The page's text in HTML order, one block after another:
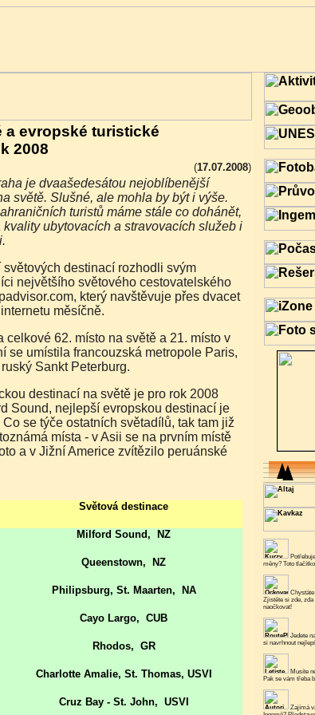
a evropské turistické
2008
(17.07.2008)
světě. Slušné, ale mohla by být i výše.
turistů máme stále co dohánět,
ubytovacích a stravovacích služeb i
největšího světového cestovatelského
který navštěvuje přes dvacet
měsíčně.
se umístila francouzská metropole Paris,
Sankt Peterburg.
Sound, nejlepší evropskou destinací je
se týče ostatních světadílů, tak tam již
místa - v Asii se na prvním místě
a v Jižní Americe zvítězilo peruánské
Světová destinace
Milford Sound, NZ
Queenstown, NZ
Philipsburg, St. Maarten, NA
Cayo Largo, CUB
Rhodos, GR
Charlotte Amalie, St. Thomas, USVI
Cruz Bay - St. John, USVI
měny? Toto
Zjistěte si zde, zda
naočkovat!
Jedete
si navrhnout
Musíte
Pak se vám třeba
Zajímá